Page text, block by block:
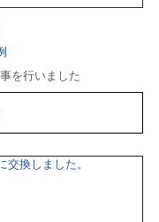
を行いました